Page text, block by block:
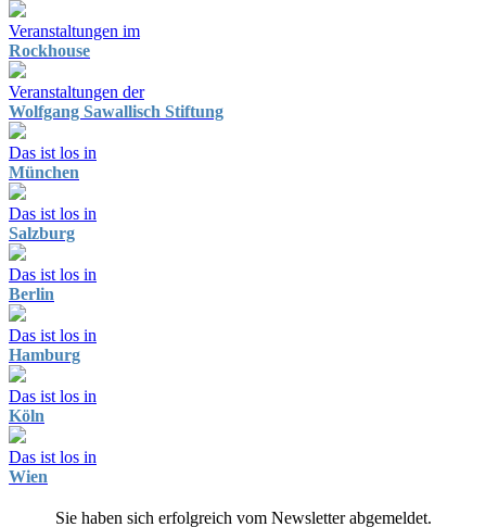
Veranstaltungen im
Rockhouse
Veranstaltungen der
Wolfgang Sawallisch Stiftung
Das ist los in
München
Das ist los in
Salzburg
Das ist los in
Berlin
Das ist los in
Hamburg
Das ist los in
Köln
Das ist los in
Wien
Sie haben sich erfolgreich vom Newsletter abgemeldet.